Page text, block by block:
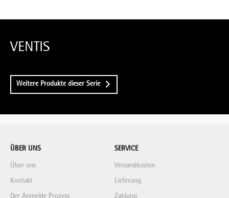
VENTIS
Weitere Produkte dieser Serie
ÜBER UNS
Über uns
Kontakt
Der Anmelde Prozess
SERVICE
Versandkosten
Lieferung
Zahlung